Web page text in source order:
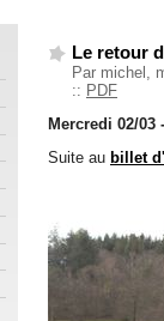
Le retour
Par michel,
:: PDF
Mercredi 02/03
Suite au billet